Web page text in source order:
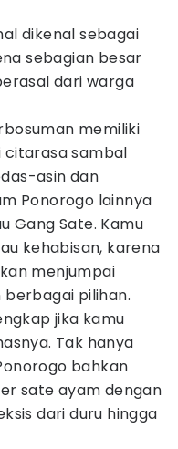
dikenal sebagai
sebagian besar
dari warga
memiliki
citarasa sambal
asin dan
Ponorogo lainnya
Gang Sate. Kamu
kehabisan, karena
menjumpai
pilihan.
jika kamu
Tak hanya
bahkan
sate ayam dengan
dari duru hingga